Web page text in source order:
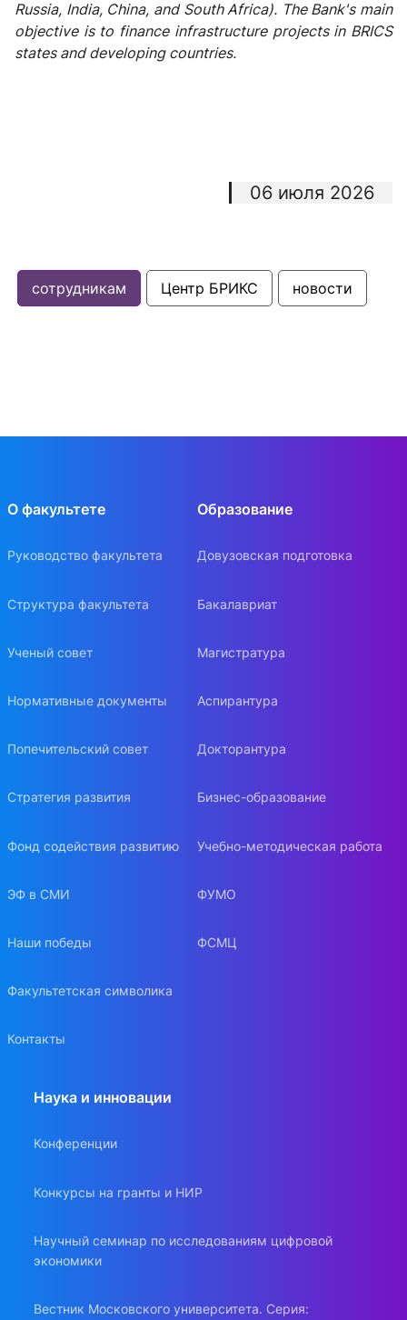
Russia, India, China, and South Africa). The Bank's main
objective is to finance infrastructure projects in BRICS
states and developing countries.
06 июля 2026
сотрудникам Центр БРИКС новости
О факультете
Руководство факультета
Структура факультета
Ученый совет
Нормативные документы
Попечительский совет
Стратегия развития
Фонд содействия развитию
ЭФ в СМИ
Наши победы
Факультетская символика
Контакты
Образование
Довузовская подготовка
Бакалавриат
Магистратура
Аспирантура
Докторантура
Бизнес-образование
Учебно-методическая работа
ФУМО
ФСМЦ
Наука и инновации
Конференции
Конкурсы на гранты и НИР
Научный семинар по исследованиям цифровой
экономики
Вестник Московского университета. Серия: